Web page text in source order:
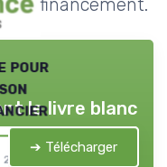
financement.
pour
le livre blanc
➔ Télécharger